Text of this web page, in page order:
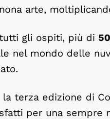
arte,
gli ospiti, più di 50
nel mondo delle
la terza edizione di
per una sempre